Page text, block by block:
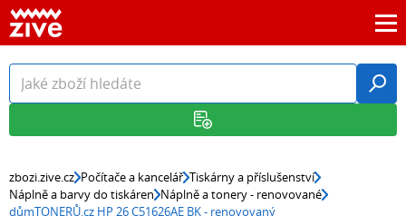
zbozi.zive.cz Počítače a kancelář Tiskárny a příslušenství
Náplně a barvy do tiskáren Náplně a tonery - renovované
důmTONERŮ.cz HP 26 C51626AE BK - renovovaný